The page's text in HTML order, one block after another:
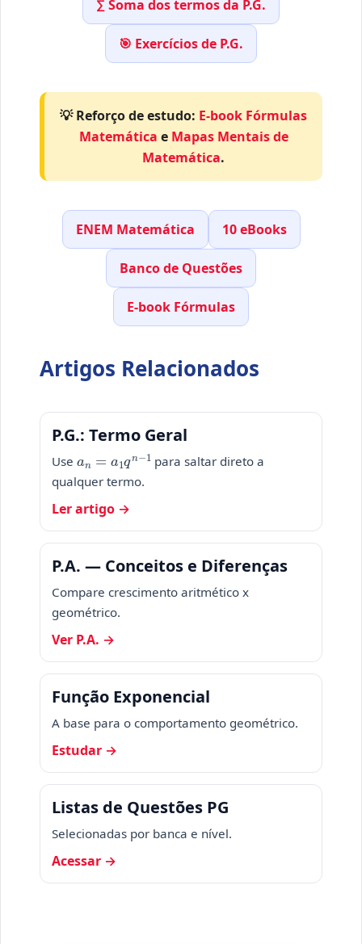
∑ Soma dos termos da P.G.
🎯 Exercícios de P.G.
💡 Reforço de estudo: E-book Fórmulas
Matemática e Mapas Mentais de
Matemática.
ENEM Matemática 10 eBooks
Banco de Questões
E-book Fórmulas
Artigos Relacionados
P.G.: Termo Geral
Use
1
para saltar direto a
qualquer termo.
Ler artigo →
P.A. — Conceitos e Diferenças
Compare crescimento aritmético x
geométrico.
Ver P.A. →
Função Exponencial
A base para o comportamento geométrico.
Estudar →
Listas de Questões PG
Selecionadas por banca e nível.
Acessar →